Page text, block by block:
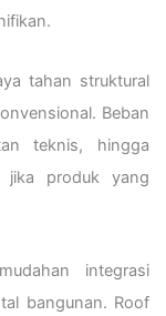
tahan struktural
Beban
teknis, hingga
jika produk yang
integrasi
bangunan. Roof